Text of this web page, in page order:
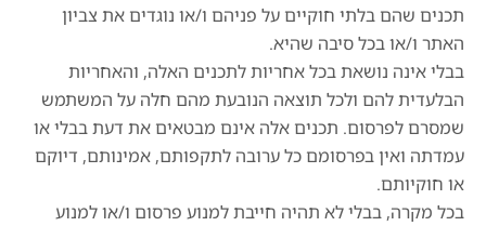
תכנים שהם בלתי חוקיים על פניהם ו/או נוגדים את צביון
האתר ו/או בכל סיבה שהיא.
בבלי אינה נושאת בכל אחריות לתכנים האלה, והאחריות
הבלעדית להם ולכל תוצאה הנובעת מהם חלה על המשתמש
שמסרם לפרסום. תכנים אלה אינם מבטאים את דעת בבלי או
עמדתה ואין בפרסומם כל ערובה לתקפותם, אמינותם, דיוקם
או חוקיותם.
בכל מקרה, בבלי לא תהיה חייבת למנוע פרסום ו/או למנוע